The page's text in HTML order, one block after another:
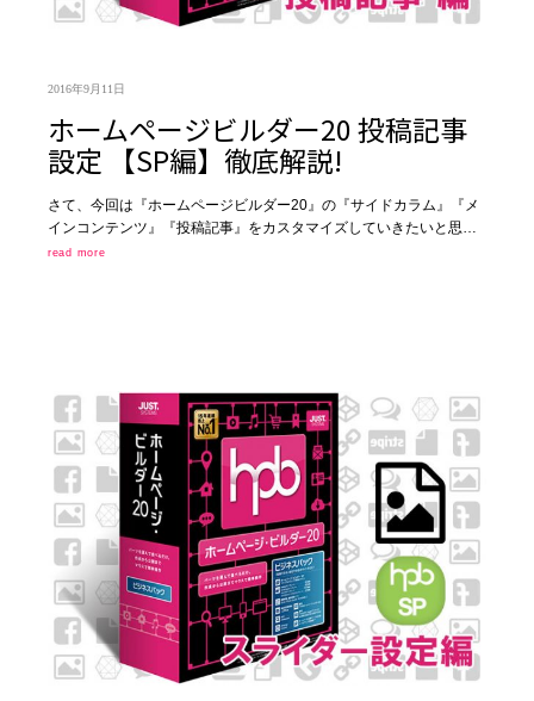
2016年9月11日
ホームページビルダー20 投稿記事
設定 【SP編】徹底解説!
さて、今回は『ホームページビルダー20』の『サイドカラム』『メ
インコンテンツ』『投稿記事』をカスタマイズしていきたいと思…
read more